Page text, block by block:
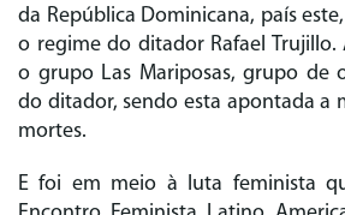
da República Dominicana, país
o regime do ditador Rafael Trujillo.
o grupo Las Mariposas, grupo de
do ditador, sendo esta apontada a
mortes.
E foi em meio à luta feminista